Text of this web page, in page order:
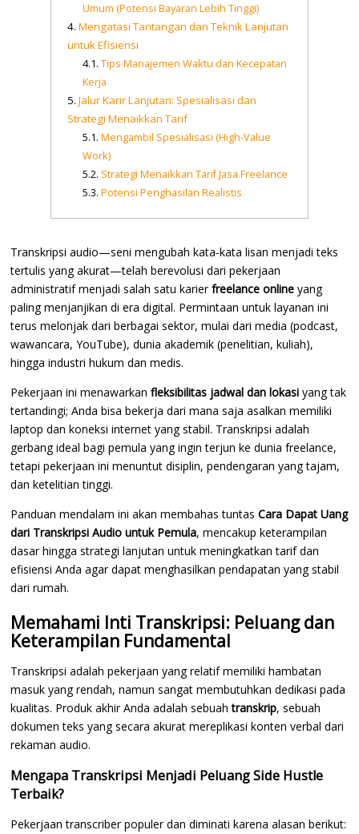
Umum (Potensi Bayaran Lebih Tinggi)
Mengatasi Tantangan dan Teknik Lanjutan
untuk Efisiensi
Tips Manajemen Waktu dan Kecepatan
Kerja
Jalur Karir Lanjutan: Spesialisasi dan
Strategi Menaikkan Tarif
Mengambil Spesialisasi (High-Value
Work)
Strategi Menaikkan Tarif Jasa Freelance
Potensi Penghasilan Realistis
Transkripsi audio—seni mengubah kata-kata lisan menjadi teks
tertulis yang akurat—telah berevolusi dari pekerjaan
administratif menjadi salah satu karierfreelance online yang
paling menjanjikan di era digital. Permintaan untuk layanan ini
terus melonjak dari berbagai sektor, mulai dari media (podcast,
wawancara, YouTube), dunia akademik (penelitian, kuliah),
hingga industri hukum dan medis.
Pekerjaan ini menawarkanfleksibilitas jadwal dan lokasi yang tak
tertandingi; Anda bisa bekerja dari mana saja asalkan memiliki
laptop dan koneksi internet yang stabil. Transkripsi adalah
gerbang ideal bagi pemula yang ingin terjun ke dunia freelance,
tetapi pekerjaan ini menuntut disiplin, pendengaran yang tajam,
dan ketelitian tinggi.
Panduan mendalam ini akan membahas tuntasCara Dapat Uang
dari Transkripsi Audio untuk Pemula, mencakup keterampilan
dasar hingga strategi lanjutan untuk meningkatkan tarif dan
efisiensi Anda agar dapat menghasilkan pendapatan yang stabil
dari rumah.
Memahami Inti Transkripsi: Peluang dan
Keterampilan Fundamental
Transkripsi adalah pekerjaan yang relatif memiliki hambatan
masuk yang rendah, namun sangat membutuhkan dedikasi pada
kualitas. Produk akhir Anda adalah sebuahtranskrip, sebuah
dokumen teks yang secara akurat mereplikasi konten verbal dari
rekaman audio.
Mengapa Transkripsi Menjadi Peluang Side Hustle
Terbaik?
Pekerjaan transcriber populer dan diminati karena alasan berikut: